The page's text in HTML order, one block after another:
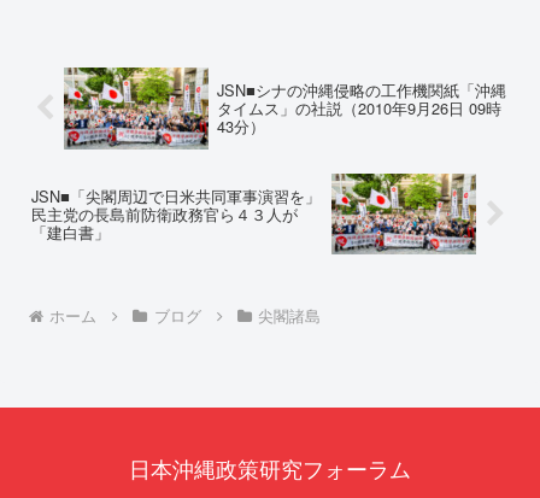
を封じ込めようとするのか。」そ
の理由は明確です。県政が統治
の...
JSN■シナの沖縄侵略の工作機関紙「沖縄
タイムス」の社説（2010年9月26日 09時
43分）
JSN■「尖閣周辺で日米共同軍事演習を」
民主党の長島前防衛政務官ら４３人が
「建白書」
ホーム ブログ 尖閣諸島
日本沖縄政策研究フォーラム